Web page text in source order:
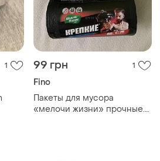
1 99 грн 1
Fino
Пакеты для мусора
«мелочи жизни» прочные.